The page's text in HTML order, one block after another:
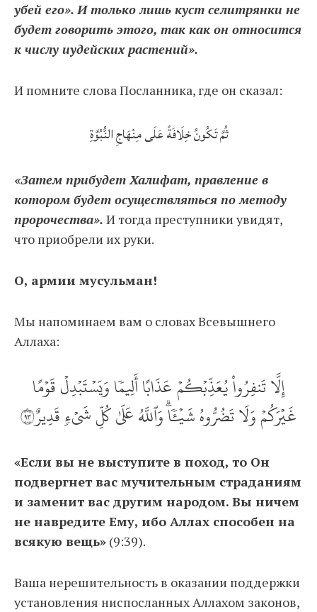
убей его». И только лишь куст селитрянки не
будет говорить этого, так как он относится
к числу иудейских растений».
И помните слова Посланника, где он сказал:
ثُمَّ تَكُونُ خِلَافَةً عَلَى مِنْهَاجِ النُّبُوَّةِ
«Затем прибудет Халифат, правление в
котором будет осуществляться по методу
пророчества». И тогда преступники увидят,
что приобрели их руки.
О, армии мусульман!
Мы напоминаем вам о словах Всевышнего
Аллаха:
إِلَّا تَنفِرُواْ يُعَذِّبۡكُمۡ عَذَابًا أَلِيمٗا وَيَسۡتَبۡدِلۡ قَوۡمًا
غَيۡرَكُمۡ وَلَا تَضُرُّوهُ شَيۡ‍ٔٗاۗ وَٱللَّهُ عَلَىٰ كُلِّ شَيۡءٖ قَدِيرٌ٣٩
«Если вы не выступите в поход, то Он
подвергнет вас мучительным страданиям
и заменит вас другим народом. Вы ничем
не навредите Ему, ибо Аллах способен на
всякую вещь» (9:39).
Ваша нерешительность в оказании поддержки
установления ниспосланных Аллахом законов,